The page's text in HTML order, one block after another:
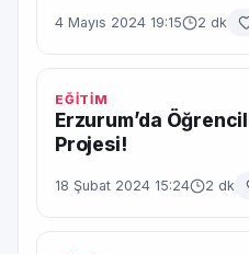
4 Mayıs 2024 19:15 2 dk
EĞİTİM
Erzurum’da
Projesi!
18 Şubat 2024 15:24 2 dk